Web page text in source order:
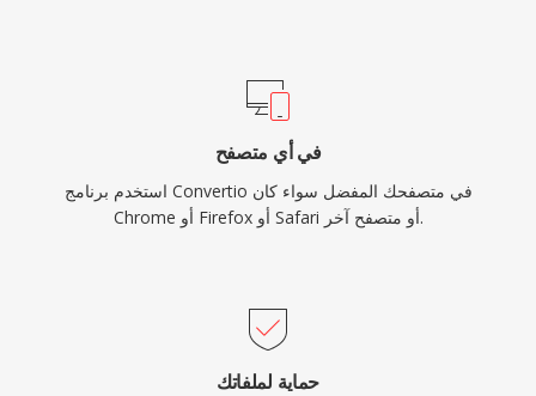
في أي متصفح
استخدم برنامج Convertio في متصفحك المفضل سواء كان
Chrome أو Firefox أو Safari أو متصفح آخر.
حماية لملفاتك